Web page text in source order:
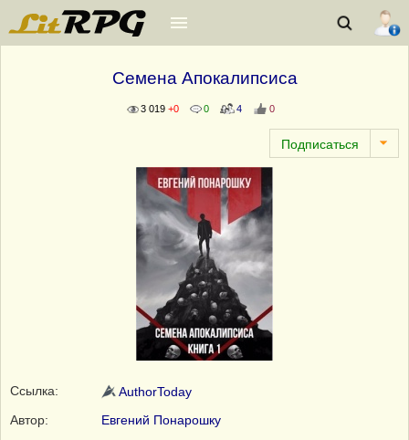
Семена Апокалипсиса
3 019 +0 0 4 0
Ссылка:
AuthorToday
Автор:
Евгений Понарошку